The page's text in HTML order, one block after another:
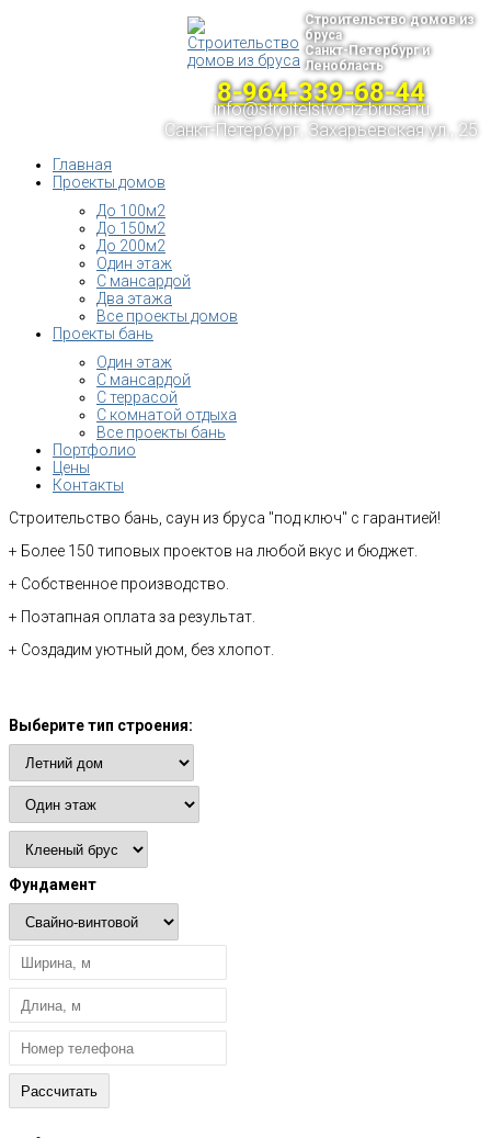
Строительство домов из
бруса
Санкт-Петербург и
Ленобласть
8-964-339-68-44
info@stroitelstvo-iz-brusa.ru
Санкт-Петербург, Захарьевская ул., 25
Главная
Проекты домов
До 100м2
До 150м2
До 200м2
Один этаж
С мансардой
Два этажа
Все проекты домов
Проекты бань
Один этаж
С мансардой
С террасой
С комнатой отдыха
Все проекты бань
Портфолио
Цены
Контакты
Строительство бань, саун из бруса "под ключ" с гарантией!
+ Более 150 типовых проектов на любой вкус и бюджет.
+ Собственное производство.
+ Поэтапная оплата за результат.
+ Создадим уютный дом, без хлопот.
Выберите тип строения:
Фундамент